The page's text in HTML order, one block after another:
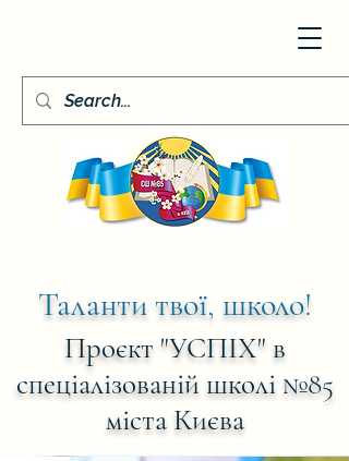
Таланти твої, школо!
Проєкт "УСПІХ" в
спеціалізованій школі №85
міста Києва